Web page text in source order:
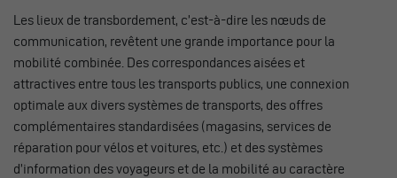
Les lieux de transbordement, c’est-à-dire les nœuds de
communication, revêtent une grande importance pour la
mobilité combinée. Des correspondances aisées et
attractives entre tous les transports publics, une connexion
optimale aux divers systèmes de transports, des offres
complémentaires standardisées (magasins, services de
réparation pour vélos et voitures, etc.) et des systèmes
d’information des voyageurs et de la mobilité au caractère